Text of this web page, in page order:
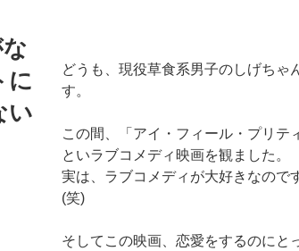
どうも、現役草食系男子のしげちゃ
す。
この間、「アイ・フィール・プリテ
といラブコメディ映画を観ました。
実は、ラブコメディが大好きなので
(笑)
そしてこの映画、恋愛をするのにと
に
い